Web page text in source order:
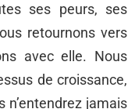
ses peurs, ses
retournons vers
avec elle. Nous
de croissance,
n’entendrez jamais